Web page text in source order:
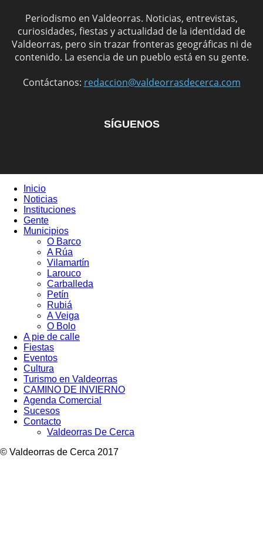
Periodismo en Valdeorras. Noticias, entrevistas,
curiosidades, fiestas y actualidad de la identidad de
Valdeorras, pero sin trazar fronteras geográficas ni de
contenido. La esencia de un pueblo está en su gente.
Contáctanos: redaccion@valdeorrasdecerca.com
SÍGUENOS
Inicio
Noticias
Instituciones
Gente
Municipios
O Barco
A Rúa
Vilamartín
Larouco
Carballeda
Petín
Rubiá
A Veiga
O Bolo
A pie de calle
Fiestas
Eventos
Cultura
Turismo en Valdeorras
CAMINO DE INVIERNO
Agenda Comercial
Sucesos
Contacto
Valdeorras De Cerca
© Valdeorras de Cerca 2017